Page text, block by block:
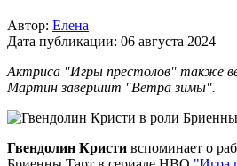
Автор: Елена
Дата публикации: 06 августа 2024
Актриса "Игры престолов" также
Мартин завершит "Ветра зимы".
Гвендолин Кристи вспоминает о